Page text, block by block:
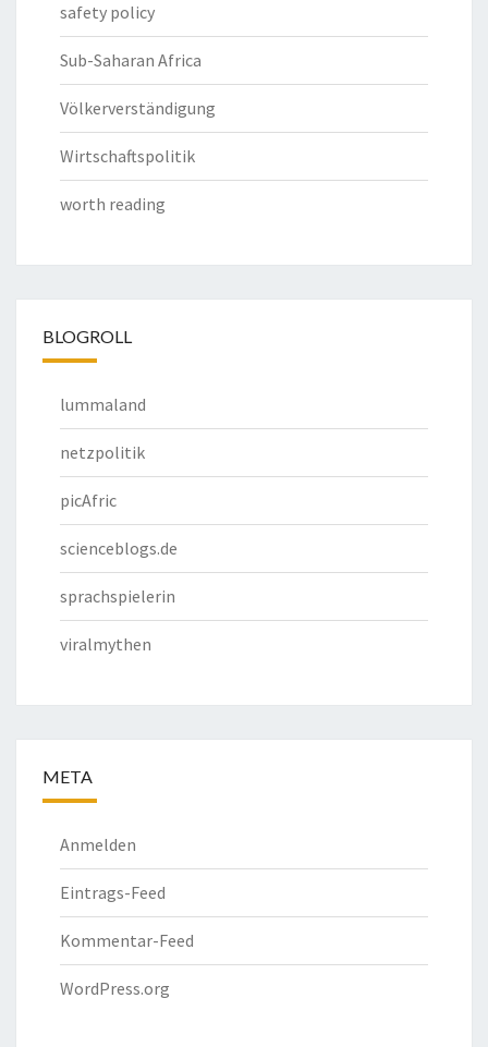
safety policy
Sub-Saharan Africa
Völkerverständigung
Wirtschaftspolitik
worth reading
BLOGROLL
lummaland
netzpolitik
picAfric
scienceblogs.de
sprachspielerin
viralmythen
META
Anmelden
Eintrags-Feed
Kommentar-Feed
WordPress.org